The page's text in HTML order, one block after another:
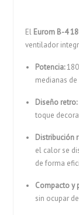
El Eurom B-4
ventilador
Potencia:
medianas
Diseño retro:
toque
Distribución
el calor se
de forma
Compacto y
sin ocupar